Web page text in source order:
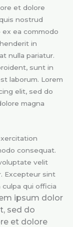
et dolore
nostrud
ex ea commodo
in
nulla pariatur.
sunt in
laborum. Lorem
elit, sed do
magna
consequat.
velit
Excepteur sint
qui officia
ipsum dolor
sed do
et dolore